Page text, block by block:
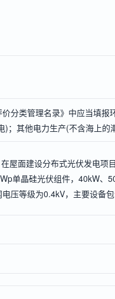
分类管理名录》中应当填报
；其他电力生产(不含海上的
屋面建设分布式光伏发电项
单晶硅光伏组件，40kW、
压等级为0.4kV，主要设备